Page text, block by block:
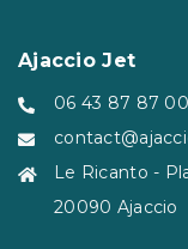
Ajaccio Jet
06 43 87 87 00
Le Ricanto -
20090 Ajaccio